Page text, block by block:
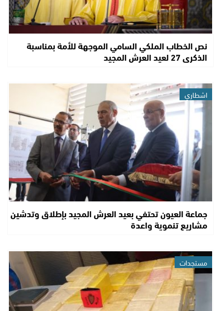
نص الخطاب الملكي السامي الموجهة للأمة بمناسبة
الذكرى 27 لعيد العرش المجيد
اشطاري
جماعة العيون تحتفي بعيد العرش المجيد بإطلاق وتدشين
مشاريع تنموية واعدة
مستجدات